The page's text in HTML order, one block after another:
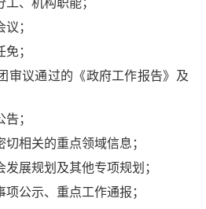
、机构职能；
；
；
议通过的《政府工作报告》及
；
相关的重点领域信息；
展规划及其他专项规划；
公示、重点工作通报；